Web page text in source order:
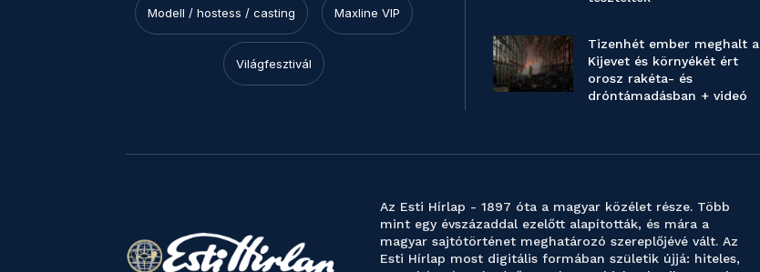
Modell / hostess / casting Maxline VIP
Világfesztivál
Tizenhét ember meghalt a
Kijevet és környékét ért
orosz rakéta- és
dróntámadásban + videó
Az Esti Hírlap - 1897 óta a magyar közélet része. Több
mint egy évszázaddal ezelőtt alapították, és mára a
magyar sajtótörténet meghatározó szereplőjévé vált. Az
Esti Hírlap most digitális formában születik újjá: hiteles,